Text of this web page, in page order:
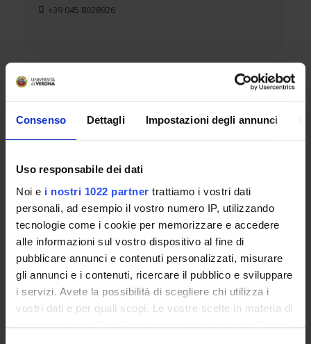
Consenso Dettagli Impostazioni degli annunci
Uso responsabile dei dati
Noi e i nostri 1022 partner trattiamo i vostri dati
personali, ad esempio il vostro numero IP, utilizzando
tecnologie come i cookie per memorizzare e accedere
alle informazioni sul vostro dispositivo al fine di
pubblicare annunci e contenuti personalizzati, misurare
gli annunci e i contenuti, ricercare il pubblico e sviluppare
i servizi. Avete la possibilità di scegliere chi utilizza i
vostri dati e per quali scopi. Le vostre scelte in materia di
privacy sono applicabili solo su questa proprietà digitale
+39 045 8028926
Contatti e informazioni
Cetificazioni e equipollenze – Tandem@CLA
Ufficio Certificazioni e test linguistici
- Tandem@cla
+39 045 8028019
Esercitazioni, ricevimenti, corsi a pagamento
Segreteria Amministrativa, Gestionale e Didattica